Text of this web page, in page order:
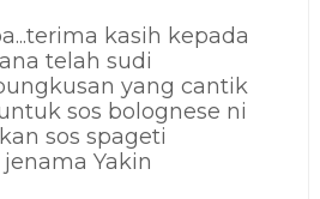
kasih kepada
telah sudi
yang cantik
sos bolognese ni
sos spageti
Yakin